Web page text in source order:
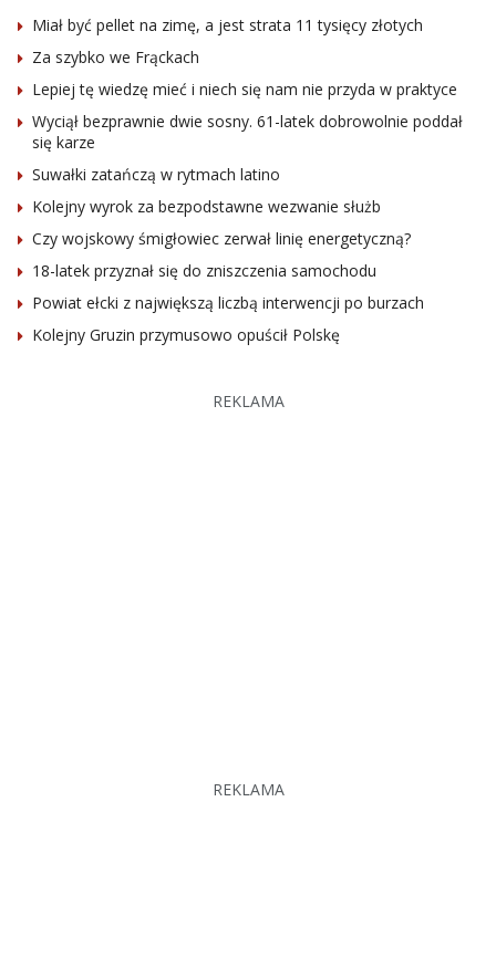
Miał być pellet na zimę, a jest strata 11 tysięcy złotych
Za szybko we Frąckach
Lepiej tę wiedzę mieć i niech się nam nie przyda w praktyce
Wyciął bezprawnie dwie sosny. 61-latek dobrowolnie poddał
się karze
Suwałki zatańczą w rytmach latino
Kolejny wyrok za bezpodstawne wezwanie służb
Czy wojskowy śmigłowiec zerwał linię energetyczną?
18-latek przyznał się do zniszczenia samochodu
Powiat ełcki z największą liczbą interwencji po burzach
Kolejny Gruzin przymusowo opuścił Polskę
REKLAMA
REKLAMA